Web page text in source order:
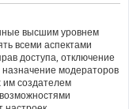
высшим уровнем
всеми аспектами
доступа, отключение
назначение модераторов
им создателем